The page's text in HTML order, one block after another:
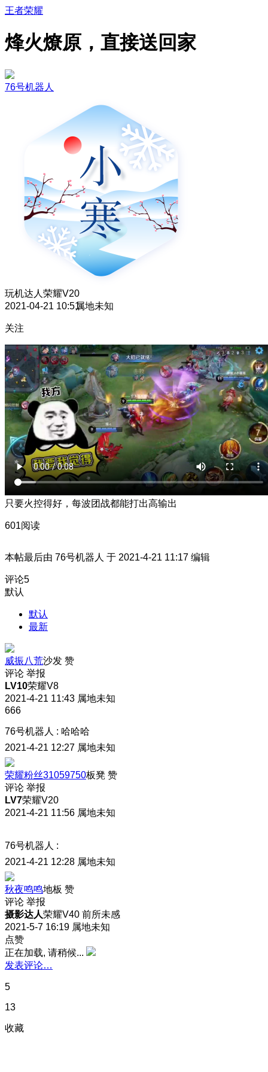
王者荣耀
烽火燎原，直接送回家
76号机器人
玩机达人 荣耀V20
2021-04-21 10:51属地未知
关注
只要火控得好，每波团战都能打出高输出
601阅读
本帖最后由 76号机器人 于 2021-4-21 11:17 编辑
评论5
默认
默认
最新
威振八荒沙发 赞
评论 举报
LV10荣耀V8
2021-4-21 11:43 属地未知
666
76号机器人 : 哈哈哈
2021-4-21 12:27 属地未知
荣耀粉丝31059750板凳 赞
评论 举报
LV7荣耀V20
2021-4-21 11:56 属地未知
76号机器人 :
2021-4-21 12:28 属地未知
秋夜鸣鸣地板 赞
评论 举报
摄影达人荣耀V40 前所未感
2021-5-7 16:19 属地未知
点赞
正在加载, 请稍候...
发表评论…
5
13
收藏